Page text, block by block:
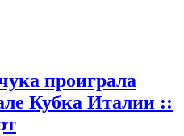
проиграла
Кубка Италии ::